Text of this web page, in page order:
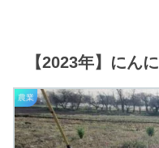
【2023年】にん
農業